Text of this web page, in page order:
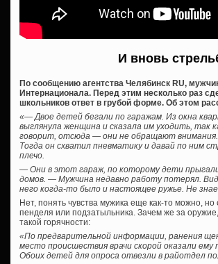
И вновь
По сообщению агентства Челябинск RU,
Интернационала. Перед этим несколько раз
школьников ответ в грубой форме. Об этом
«— Двое детей бегали по гаражам. Из окна
выглянула женщина и сказала им уходить, так
говорит, отсюда — они не обращают
Тогда он схватил пневматику и давай по ним
плечо.
— Они в этот гараж, по которому дети
домов. — Мужчина недавно работу потерял.
него когда-то было и настоящее ружье. Не
Нет, понять чувства мужика еще как-то можно,
пенделя или подзатыльника. Зачем же за
такой горячности:
«По предварительной информации, ранения
место происшествия врачи скорой оказали
Обоих детей для опроса отвезли в райотдел